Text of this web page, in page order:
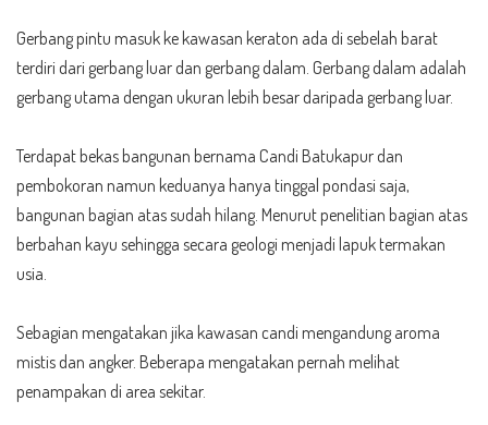
Gerbang pintu masuk ke kawasan keraton ada di sebelah barat
terdiri dari gerbang luar dan gerbang dalam. Gerbang dalam adalah
gerbang utama dengan ukuran lebih besar daripada gerbang luar.
Terdapat bekas bangunan bernama Candi Batukapur dan
pembokoran namun keduanya hanya tinggal pondasi saja,
bangunan bagian atas sudah hilang. Menurut penelitian bagian atas
berbahan kayu sehingga secara geologi menjadi lapuk termakan
usia.
Sebagian mengatakan jika kawasan candi mengandung aroma
mistis dan angker. Beberapa mengatakan pernah melihat
penampakan di area sekitar.